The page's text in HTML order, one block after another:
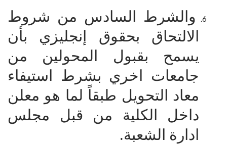
والشرط السادس من شروط
الالتحاق بحقوق إنجليزي بأن
يسمح بقبول المحولين من
جامعات اخري بشرط استيفاء
معاد التحويل طبقاً لما هو معلن
داخل الكلية من قبل مجلس
ادارة الشعبة.